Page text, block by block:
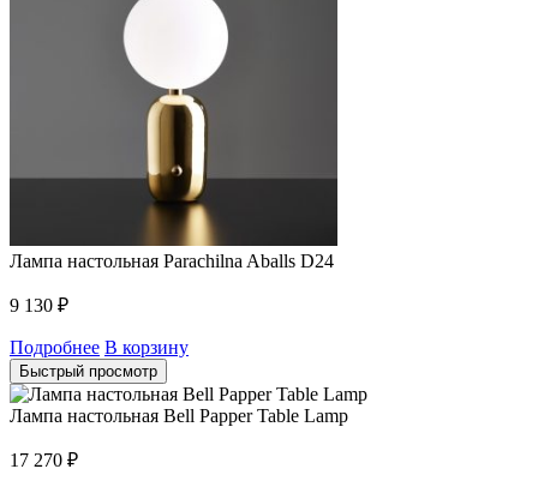
Лампа настольная Parachilna Aballs D24
9 130 ₽
Подробнее В корзину
Быстрый просмотр
Лампа настольная Bell Papper Table Lamp
17 270 ₽